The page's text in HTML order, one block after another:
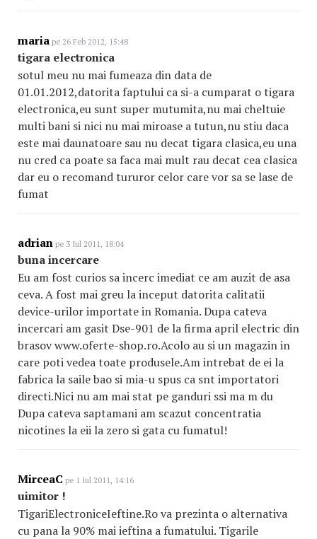
maria pe 26 Feb 2012, 15:48
tigara electronica
sotul meu nu mai fumeaza din data de
01.01.2012,datorita faptului ca si-a cumparat o tigara
electronica,eu sunt super mutumita,nu mai cheltuie
multi bani si nici nu mai miroase a tutun,nu stiu daca
este mai daunatoare sau nu decat tigara clasica,eu una
nu cred ca poate sa faca mai mult rau decat cea clasica
dar eu o recomand tururor celor care vor sa se lase de
fumat
adrian pe 3 Iul 2011, 18:04
buna incercare
Eu am fost curios sa incerc imediat ce am auzit de asa
ceva. A fost mai greu la inceput datorita calitatii
device-urilor importate in Romania. Dupa cateva
incercari am gasit Dse-901 de la firma april electric din
brasov www.oferte-shop.ro.Acolo au si un magazin in
care poti vedea toate produsele.Am intrebat de ei la
fabrica la saile bao si mia-u spus ca snt importatori
directi.Nici nu am mai stat pe ganduri ssi ma m du
Dupa cateva saptamani am scazut concentratia
nicotines la eii la zero si gata cu fumatul!
MirceaC pe 1 Iul 2011, 14:16
uimitor !
TigariElectroniceIeftine.Ro va prezinta o alternativa
cu pana la 90% mai ieftina a fumatului. Tigarile